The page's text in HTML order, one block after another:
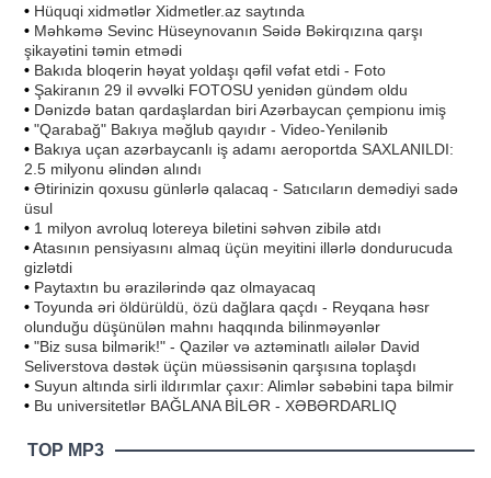
• Hüquqi xidmətlər Xidmetler.az saytında
• Məhkəmə Sevinc Hüseynovanın Səidə Bəkirqızına qarşı
şikayətini təmin etmədi
• Bakıda bloqerin həyat yoldaşı qəfil vəfat etdi - Foto
• Şakiranın 29 il əvvəlki FOTOSU yenidən gündəm oldu
• Dənizdə batan qardaşlardan biri Azərbaycan çempionu imiş
• "Qarabağ" Bakıya məğlub qayıdır - Video-Yenilənib
• Bakıya uçan azərbaycanlı iş adamı aeroportda SAXLANILDI:
2.5 milyonu əlindən alındı
• Ətirinizin qoxusu günlərlə qalacaq - Satıcıların demədiyi sadə
üsul
• 1 milyon avroluq lotereya biletini səhvən zibilə atdı
•Atasının pensiyasını almaq üçün meyitini illərlə dondurucuda
gizlətdi
• Paytaxtın bu ərazilərində qaz olmayacaq
• Toyunda əri öldürüldü, özü dağlara qaçdı - Reyqana həsr
olunduğu düşünülən mahnı haqqında bilinməyənlər
• "Biz susa bilmərik!" - Qazilər və aztəminatlı ailələr David
Seliverstova dəstək üçün müəssisənin qarşısına toplaşdı
• Suyun altında sirli ildırımlar çaxır: Alimlər səbəbini tapa bilmir
• Bu universitetlər BAĞLANA BİLƏR - XƏBƏRDARLIQ
TOP MP3